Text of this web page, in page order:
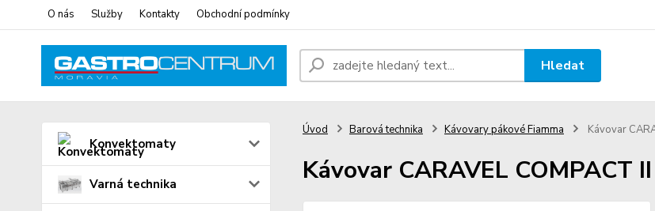
O nás Služby Kontakty Obchodní podmínky
Hledat
Konvektomaty
Varná technika
Úvod Barová technika Kávovary pákové Fiamma Kávovar
Kávovar CARAVEL COMPACT